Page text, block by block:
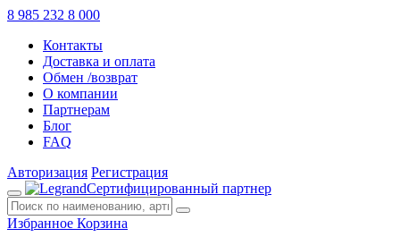
8 985 232 8 000
Контакты
Доставка и оплата
Обмен /возврат
О компании
Партнерам
Блог
FAQ
Авторизация Регистрация
Сертифицированный партнер
Избранное Корзина